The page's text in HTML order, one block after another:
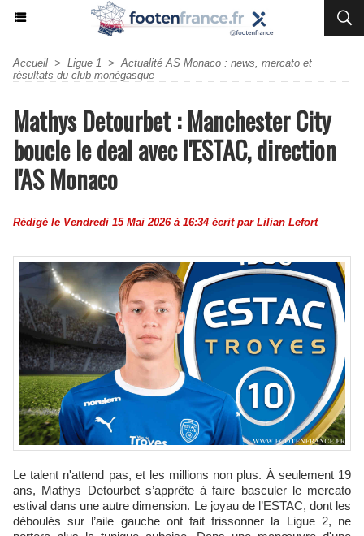
Accueil > Ligue 1 > Actualité AS Monaco : news, mercato et
résultats du club monégasque
Mathys Detourbet : Manchester City
boucle le deal avec l'ESTAC, direction
l'AS Monaco
Rédigé le Vendredi 15 Mai 2026 à 16:34 écrit par Lilian Lefort
Le talent n'attend pas, et les millions non plus. À seulement 19
ans, Mathys Detourbet s’apprête à faire basculer le mercato
estival dans une autre dimension. Le joyau de l’ESTAC, dont les
déboulés sur l’aile gauche ont fait frissonner la Ligue 2, ne